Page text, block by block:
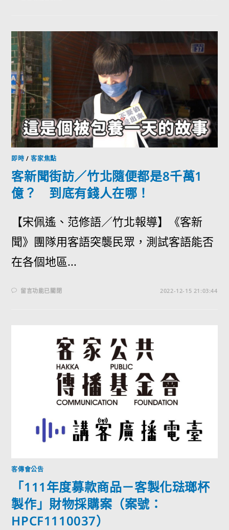
即時 /客家焦點
客新聞街訪／竹北隨便都是8千萬1
億？ 到底有錢人在哪！
【宋佩遙、范修語／竹北報導】《客新
聞》團隊用客語突襲民眾，測試客語能否
在各個地區...
留言功能已關閉 2022-12-15 21:03:44
客傳會公告
「111年度募款商品－客製化琺瑯杯
製作」財物採購案（案號：
HPCF1110037）